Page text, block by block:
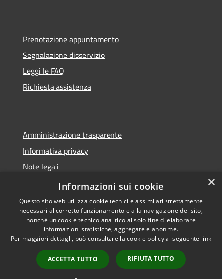
Prenotazione appuntamento
Segnalazione disservizio
Leggi le FAQ
Richiesta assistenza
Amministrazione trasparente
Informativa privacy
Note legali
Dichiarazione di accessibilità
Accessibilità
Copyright © 2026 • Comune di
Fara Gera d'Adda • Powered by
Municipium•
Accesso
redazione
×
Informazioni sui cookie
Questo sito web utilizza cookie tecnici e assimilati strettamente
necessari al corretto funzionamento e alla navigazione del sito,
nonché un cookie tecnico analitico al solo fine di elaborare
informazioni statistiche, aggregate e anonime.
Per maggiori dettagli, può consultare la cookie policy al seguente link
ACCETTA TUTTO RIFIUTA TUTTO